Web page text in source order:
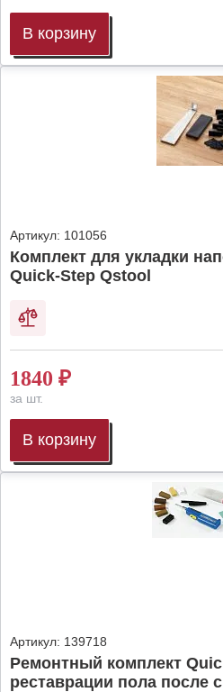
В корзину
Артикул: 101056
Комплект для укладки
Quick-Step Qstool
1840 ₽
за шт.
В корзину
Артикул: 139718
Ремонтный комплект
реставрации пола после